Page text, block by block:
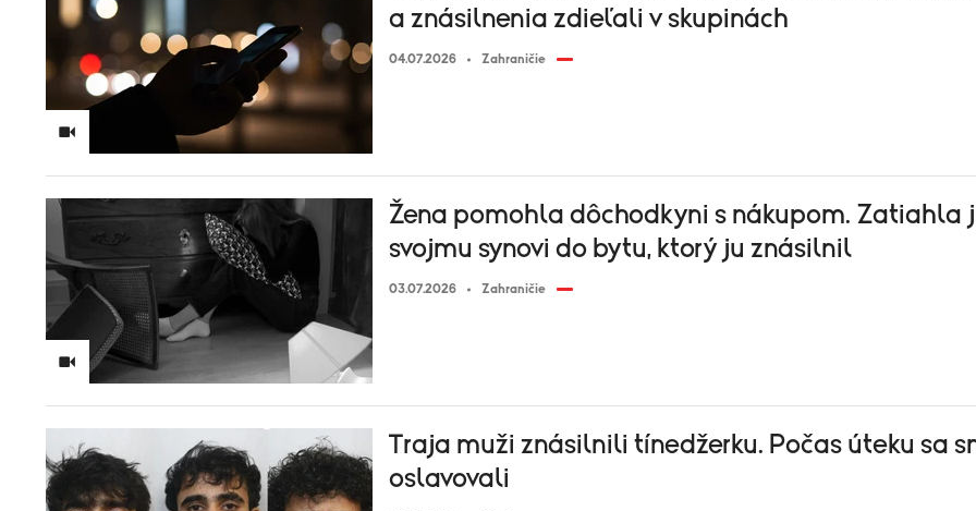
a znásilnenia zdieľali v skupinách
04.07.2026 Zahraničie
Žena pomohla dôchodkyni s nákupom. Zatiahla
svojmu synovi do bytu, ktorý ju znásilnil
03.07.2026 Zahraničie
Traja muži znásilnili tínedžerku. Počas úteku sa
oslavovali